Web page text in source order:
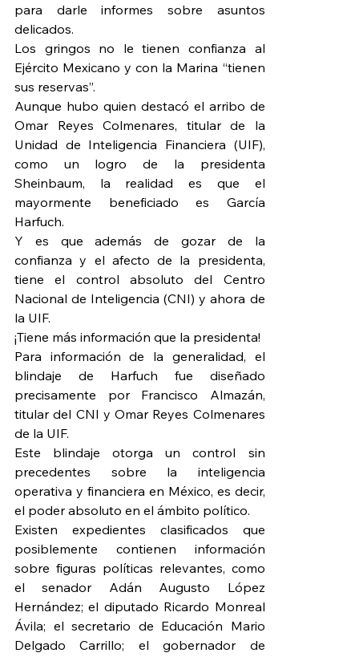
para darle informes sobre asuntos
delicados.
Los gringos no le tienen confianza al
Ejército Mexicano y con la Marina “tienen
sus reservas”.
Aunque hubo quien destacó el arribo de
Omar Reyes Colmenares, titular de la
Unidad de Inteligencia Financiera (UIF),
como un logro de la presidenta
Sheinbaum, la realidad es que el
mayormente beneficiado es García
Harfuch.
Y es que además de gozar de la
confianza y el afecto de la presidenta,
tiene el control absoluto del Centro
Nacional de Inteligencia (CNI) y ahora de
la UIF.
¡Tiene más información que la presidenta!
Para información de la generalidad, el
blindaje de Harfuch fue diseñado
precisamente por Francisco Almazán,
titular del CNI y Omar Reyes Colmenares
de la UIF.
Este blindaje otorga un control sin
precedentes sobre la inteligencia
operativa y financiera en México, es decir,
el poder absoluto en el ámbito político.
Existen expedientes clasificados que
posiblemente contienen información
sobre figuras políticas relevantes, como
el senador Adán Augusto López
Hernández; el diputado Ricardo Monreal
Ávila; el secretario de Educación Mario
Delgado Carrillo; el gobernador de